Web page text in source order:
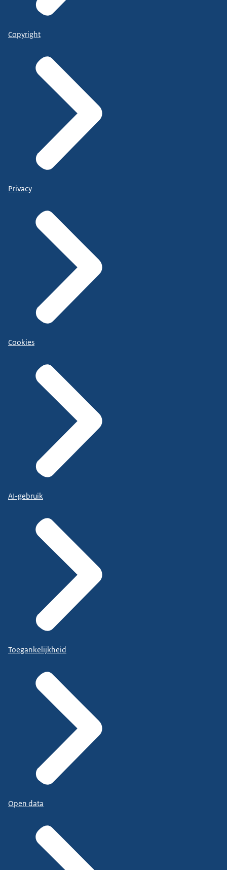
Copyright
Privacy
Cookies
AI-gebruik
Toegankelijkheid
Open data